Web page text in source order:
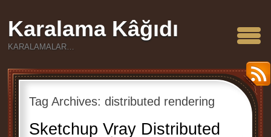
Karalama Kâğıdı
KARALAMALAR…
Tag Archives: distributed rendering
Sketchup Vray Distributed